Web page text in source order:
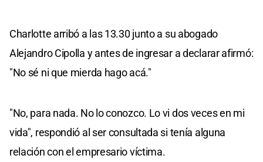
Charlotte arribó a las 13.30 junto a su abogado
Alejandro Cipolla y antes de ingresar a declarar afirmó:
"No sé ni que mierda hago acá."
"No, para nada. No lo conozco. Lo vi dos veces en mi
vida", respondió al ser consultada si tenía alguna
relación con el empresario víctima.